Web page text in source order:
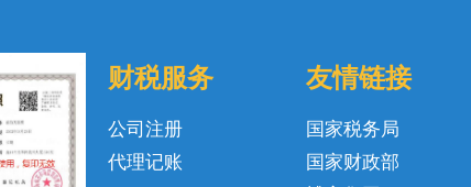
财税服务
公司注册
代理记账
友情链接
国家税务局
国家财政部